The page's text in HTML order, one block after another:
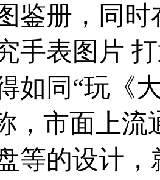
鉴册，同
手表图片
如同“玩《
市面上流
等的设计